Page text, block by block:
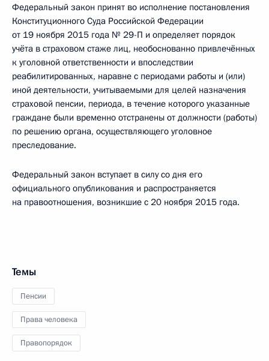
Федеральный закон принят во исполнение постановления
Конституционного Суда Российской Федерации
от 19 ноября 2015 года № 29-П и определяет порядок
учёта в страховом стаже лиц, необоснованно привлечённых
к уголовной ответственности и впоследствии
реабилитированных, наравне с периодами работы и (или)
иной деятельности, учитываемыми для целей назначения
страховой пенсии, периода, в течение которого указанные
граждане были временно отстранены от должности (работы)
по решению органа, осуществляющего уголовное
преследование.
Федеральный закон вступает в силу со дня его
официального опубликования и распространяется
на правоотношения, возникшие с 20 ноября 2015 года.
Темы
Пенсии
Права человека
Правопорядок